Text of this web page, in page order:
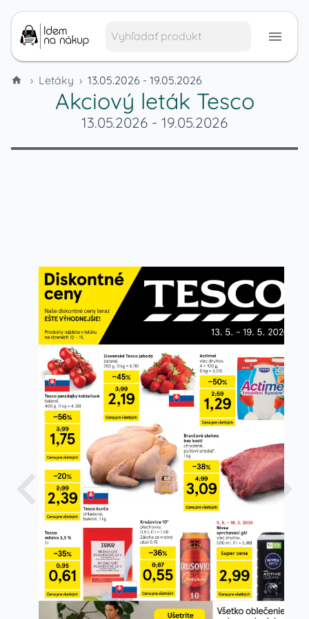
› Letáky › 13.05.2026 - 19.05.2026
Akciový leták Tesco
13.05.2026 - 19.05.2026